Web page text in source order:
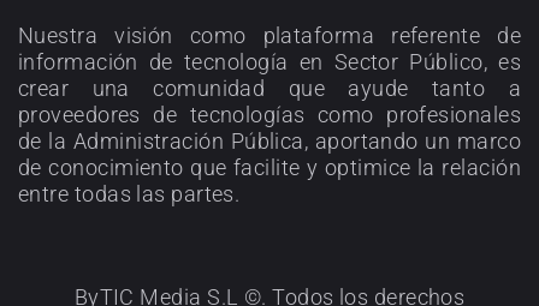
Nuestra visión como plataforma referente de
información de tecnología en Sector Público, es
crear una comunidad que ayude tanto a
proveedores de tecnologías como profesionales
de la Administración Pública, aportando un marco
de conocimiento que facilite y optimice la relación
entre todas las partes.
ByTIC Media S.L ©. Todos los derechos